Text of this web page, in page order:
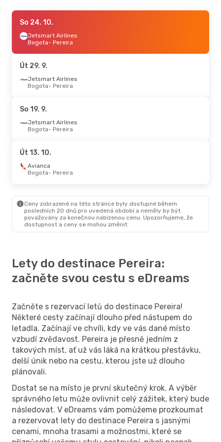
Pá 18. 9.- Po 21. 9.
Jetsmart Airlines
Cartagena - Pereira
Pereira
- Cartagena
So 24. 10.
Jetsmart Airlines
Bogota- Pereira
Út 29. 9.
Jetsmart Airlines
Bogota- Pereira
So 19. 9.
Jetsmart Airlines
Bogota- Pereira
Út 13. 10.
Avianca
Bogota- Pereira
Ceny zobrazené na této stránce byly dostupné během
posledních 20 dnů pro uvedená období a neměly by být
považovány za konečnou nabízenou cenu. Upozorňujeme, že
dostupnost a ceny se mohou změnit.
Lety do destinace Pereira:
začněte svou cestu s eDreams
Začněte s rezervací letů do destinace Pereira!
Některé cesty začínají dlouho před nástupem do
letadla. Začínají ve chvíli, kdy ve vás dané místo
vzbudí zvědavost. Pereira je přesně jedním z
takových míst, ať už vás láká na krátkou přestávku,
delší únik nebo na cestu, kterou jste už dlouho
plánovali.
Dostat se na místo je první skutečný krok. A výběr
správného letu může ovlivnit celý zážitek, který bude
následovat. V eDreams vám pomůžeme prozkoumat
a rezervovat lety do destinace Pereira s jasnými
cenami, mnoha trasami a možnostmi, které se